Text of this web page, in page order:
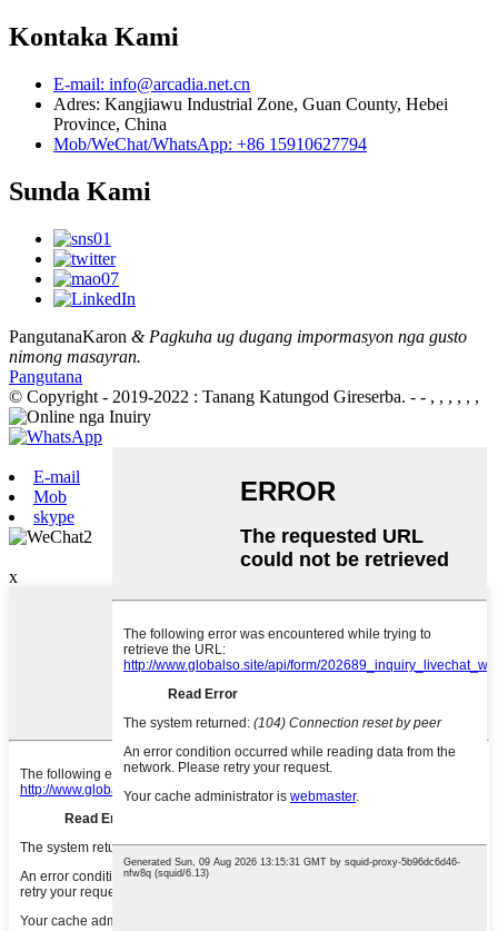
Kontaka Kami
E-mail: info@arcadia.net.cn
Adres: Kangjiawu Industrial Zone, Guan County, Hebei
Province, China
Mob/WeChat/WhatsApp: +86 15910627794
Sunda Kami
PangutanaKaron & Pagkuha ug dugang impormasyon nga gusto
nimong masayran.
Pangutana
© Copyright - 2019-2022 : Tanang Katungod Gireserba. - - , , , , , ,
E-mail
Mob
skype
1591062779
x